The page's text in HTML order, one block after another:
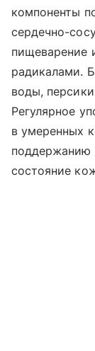
компоненты
сердечно-
пищеварение
радикалами.
воды,
Регулярное
в умеренных
поддержанию
состояние